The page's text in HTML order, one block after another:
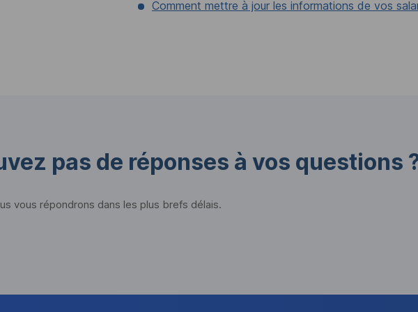
Comment mettre à jour les informations de vos
pas de réponses à vos questions
vous répondrons dans les plus brefs délais.